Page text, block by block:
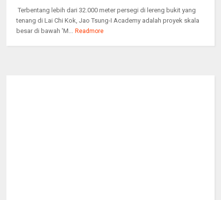
Terbentang lebih dari 32.000 meter persegi di lereng bukit yang
tenang di Lai Chi Kok, Jao Tsung-I Academy adalah proyek skala
besar di bawah 'M... Readmore